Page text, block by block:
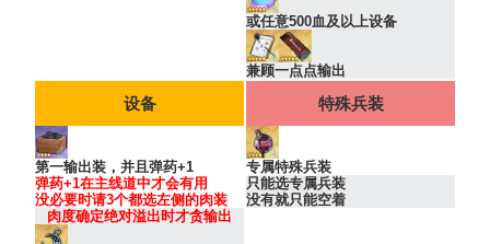
或任意500血及以上设备
兼顾一点点输出
设备
第一输出装，并且弹药+1
弹药+1在主线道中才会有用
没必要时请3个都选左侧的肉装
肉度确定绝对溢出时才贪输出
特殊兵装
专属特殊兵装
只能选专属兵装
没有就只能空着